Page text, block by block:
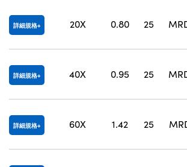
詳細規格 20X 0.80 25
詳細規格 40X 0.95 25
詳細規格 60X 1.42 25